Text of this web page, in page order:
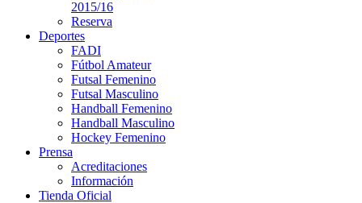
2015/16
Reserva
Deportes
FADI
Fútbol Amateur
Futsal Femenino
Futsal Masculino
Handball Femenino
Handball Masculino
Hockey Femenino
Prensa
Acreditaciones
Información
Tienda Oficial